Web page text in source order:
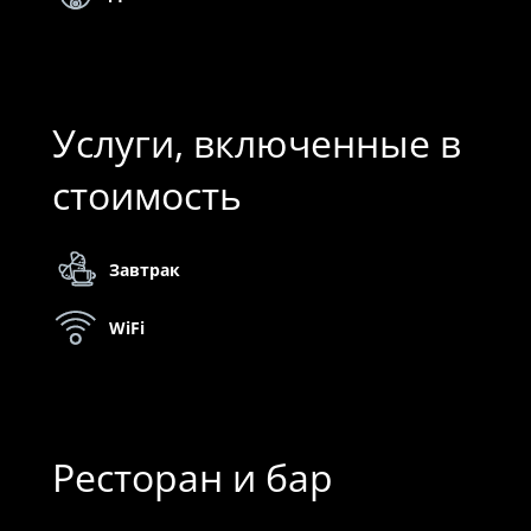
Услуги, включенные в
стоимость
Завтрак
WiFi
Ресторан и бар